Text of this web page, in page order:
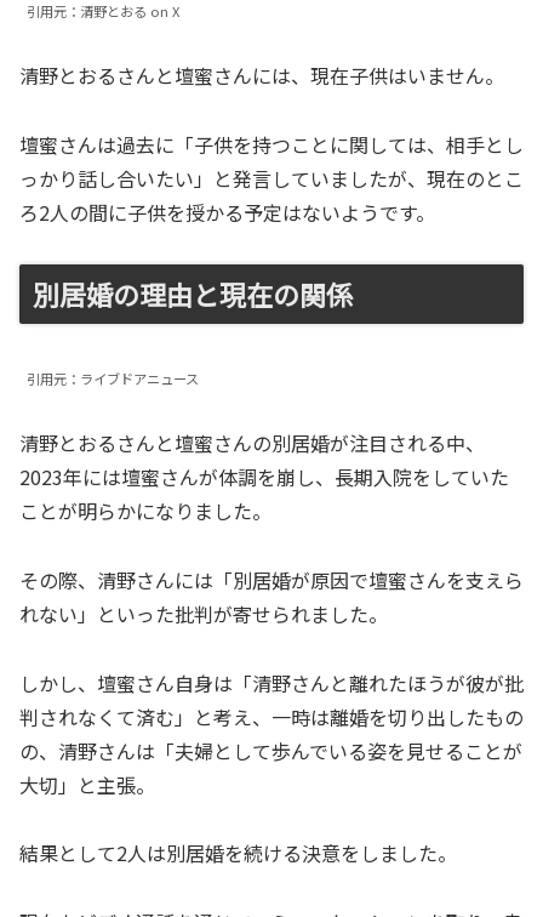
引用元：清野とおる on X
清野とおるさんと壇蜜さんには、現在子供はいません。
壇蜜さんは過去に「子供を持つことに関しては、相手とし
っかり話し合いたい」と発言していましたが、現在のとこ
ろ2人の間に子供を授かる予定はないようです。
別居婚の理由と現在の関係
引用元：ライブドアニュース
清野とおるさんと壇蜜さんの別居婚が注目される中、
2023年には壇蜜さんが体調を崩し、長期入院をしていた
ことが明らかになりました。
その際、清野さんには「別居婚が原因で壇蜜さんを支えら
れない」といった批判が寄せられました。
しかし、壇蜜さん自身は「清野さんと離れたほうが彼が批
判されなくて済む」と考え、一時は離婚を切り出したもの
の、清野さんは「夫婦として歩んでいる姿を見せることが
大切」と主張。
結果として2人は別居婚を続ける決意をしました。